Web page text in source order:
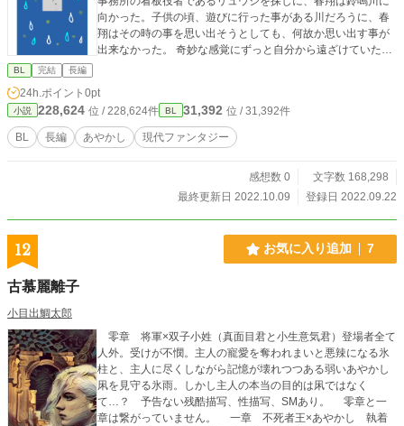
向かった。子供の頃、遊びに行った事がある川だろうに、春
翔はその時の事を思い出そうとしても、何故か思い出す事が
出来なかった。 奇妙な感覚にずっと自分から遠ざけていた鈴
の出会い。 妖の争いに巻き込まれながら、ゼンに思いを寄せ
ていく春翔の恋の話です。
BL 完結 長編
24h.ポイント 0pt
小説 228,624 位 / 228,624件 BL 31,392 位 / 31,392件
BL 長編 あやかし 現代ファンタジー
感想数 0
文字数 168,298
最終更新日 2022.10.09
登録日 2022.09.22
12 お気に入り追加 7
古慕麗離子
小目出鯛太郎
零章 将軍×双子小姓（真面目君と小生意気君）登場者全て
人外。受けが不憫。主人の寵愛を奪われまいと悪辣になる氷
柱と、主人に尽くしながら記憶が壊れつつある弱いあやかし
凩を見守る氷雨。しかし主人の本当の目的は凩ではなく
て…？ 予告ない残酷描写、性描写、SMあり。 零章と一
章は繋がっていません。 一章 不死者王×あやかし 執着